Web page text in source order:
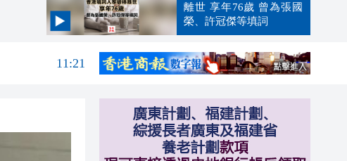
離世 享年76歲 曾為張國
榮、許冠傑等填詞
11:35